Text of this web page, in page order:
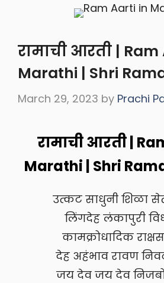
रामाची आरती |
Marathi | Shri
March 29, 2023 by Prachi
रामाची आरती |
Marathi | Shri
उत्कट साधुनी शिळा सेतू
लिंगदेह लंकापुरी
कामक्रोधादिक राक्षस
देह अहंभाव रावण
जय देव जय देव